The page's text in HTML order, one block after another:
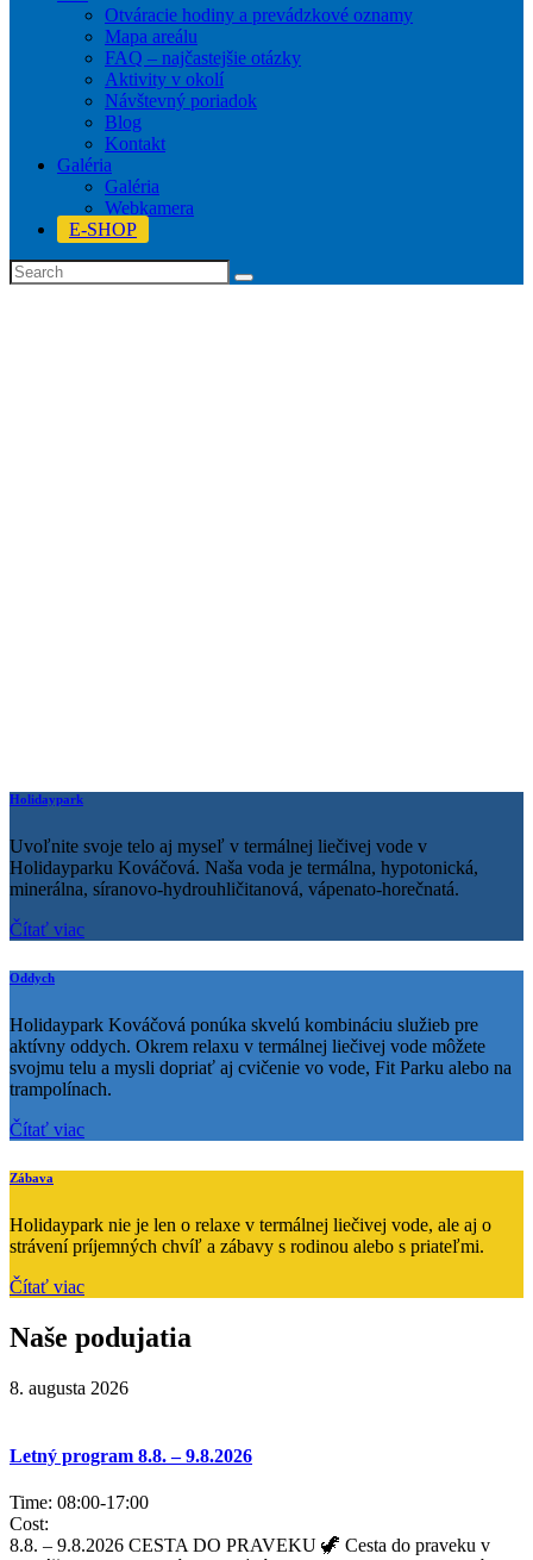
Otváracie hodiny a prevádzkové oznamy
Mapa areálu
FAQ – najčastejšie otázky
Aktivity v okolí
Návštevný poriadok
Blog
Kontakt
Galéria
Galéria
Webkamera
E-SHOP
Holidaypark
Uvoľnite svoje telo aj myseľ v termálnej liečivej vode v
Holidayparku Kováčová. Naša voda je termálna, hypotonická,
minerálna, síranovo-hydrouhličitanová, vápenato-horečnatá.
Čítať viac
Oddych
Holidaypark Kováčová ponúka skvelú kombináciu služieb pre
aktívny oddych. Okrem relaxu v termálnej liečivej vode môžete
svojmu telu a mysli dopriať aj cvičenie vo vode, Fit Parku alebo na
trampolínach.
Čítať viac
Zábava
Holidaypark nie je len o relaxe v termálnej liečivej vode, ale aj o
strávení príjemných chvíľ a zábavy s rodinou alebo s priateľmi.
Čítať viac
Naše podujatia
8. augusta 2026
Letný program 8.8. – 9.8.2026
Time: 08:00-17:00
Cost:
8.8. – 9.8.2026 CESTA DO PRAVEKU 🦖 Cesta do praveku v